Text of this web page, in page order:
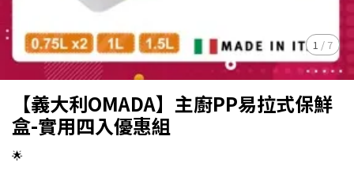
1 / 7
【義大利OMADA】主廚PP易拉式保鮮
盒-實用四入優惠組
🌟